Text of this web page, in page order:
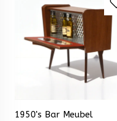
1950's Bar Meubel